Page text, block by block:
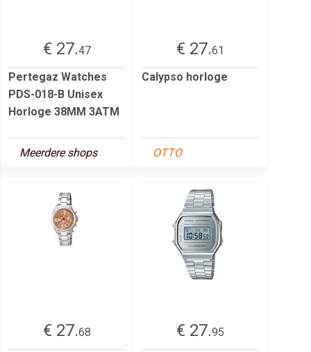
€ 27.47
Pertegaz Watches
PDS-018-B Unisex
Horloge 38MM 3ATM
Meerdere shops
€ 27.61
Calypso horloge
OTTO
€ 27.68
€ 27.95